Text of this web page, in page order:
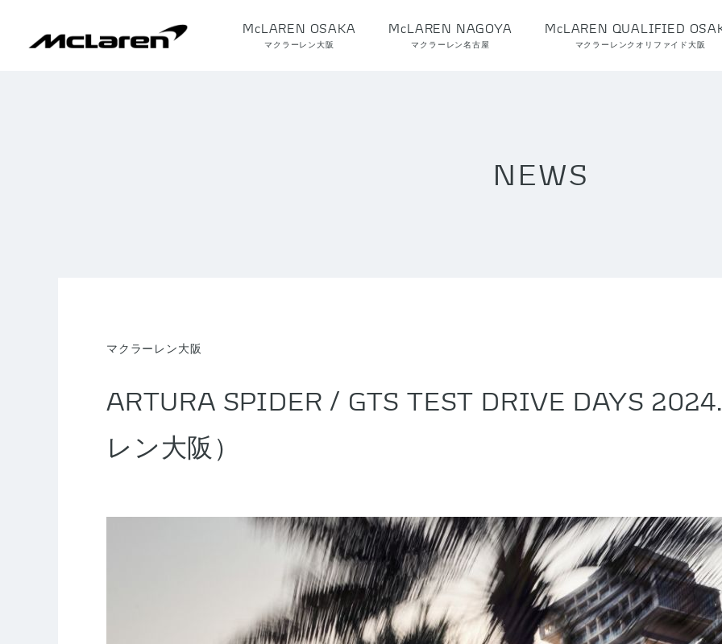
McLAREN OSAKA
マクラーレン大阪
McLAREN NAGOYA
マクラーレン名古屋
McLAREN QUALIFIED
マクラーレンクオリファイド大阪
NEWS
マクラーレン大阪
ARTURA SPIDER / GTS TEST DRIVE DAYS
レン大阪）